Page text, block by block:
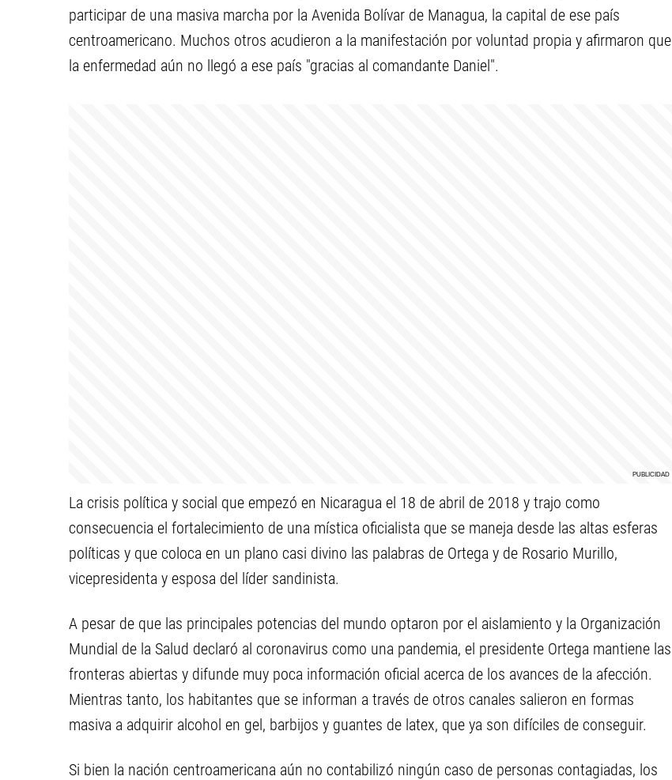
participar de una masiva marcha por la Avenida Bolívar de Managua, la capital de ese país
centroamericano. Muchos otros acudieron a la manifestación por voluntad propia y afirmaron que
la enfermedad aún no llegó a ese país "gracias al comandante Daniel".
La crisis política y social que empezó en Nicaragua el 18 de abril de 2018 y trajo como
consecuencia el fortalecimiento de una mística oficialista que se maneja desde las altas esferas
políticas y que coloca en un plano casi divino las palabras de Ortega y de Rosario Murillo,
vicepresidenta y esposa del líder sandinista.
A pesar de que las principales potencias del mundo optaron por el aislamiento y la Organización
Mundial de la Salud declaró al coronavirus como una pandemia, el presidente Ortega mantiene las
fronteras abiertas y difunde muy poca información oficial acerca de los avances de la afección.
Mientras tanto, los habitantes que se informan a través de otros canales salieron en formas
masiva a adquirir alcohol en gel, barbijos y guantes de latex, que ya son difíciles de conseguir.
Si bien la nación centroamericana aún no contabilizó ningún caso de personas contagiadas, los